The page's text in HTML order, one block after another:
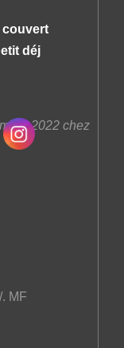
2022 chez
MF